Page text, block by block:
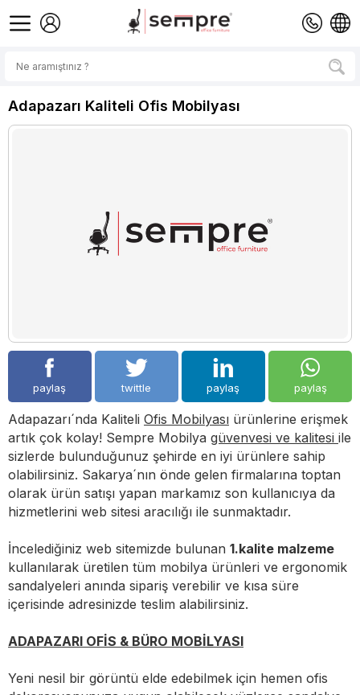
Adapazarı Kaliteli Ofis Mobilyası
paylaş twittle paylaş paylaş
Adapazarı´nda Kaliteli Ofis Mobilyası ürünlerine erişmek
artık çok kolay! Sempre Mobilya güvenvesi ve kalitesi ile
sizlerde bulunduğunuz şehirde en iyi ürünlere sahip
olabilirsiniz. Sakarya´nın önde gelen firmalarına toptan
olarak ürün satışı yapan markamız son kullanıcıya da
hizmetlerini web sitesi aracılığı ile sunmaktadır.
İncelediğiniz web sitemizde bulunan 1.kalite malzeme
kullanılarak üretilen tüm mobilya ürünleri ve ergonomik
sandalyeleri anında sipariş verebilir ve kısa süre
içerisinde adresinizde teslim alabilirsiniz.
ADAPAZARI OFİS & BÜRO MOBİLYASI
Yeni nesil bir görüntü elde edebilmek için hemen ofis